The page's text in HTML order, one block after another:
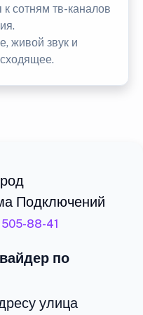
к сотням тв-каналов
живой звук и
Подключений
88-41
по
улица